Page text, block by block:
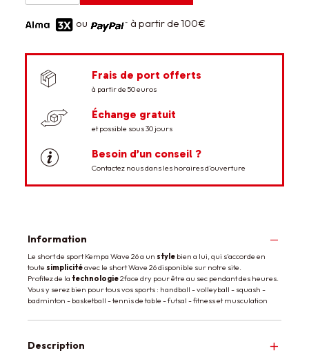
ou à partir de 100€
Frais de port offerts
à partir de 50 euros
Échange gratuit
et possible sous 30 jours
Besoin d’un conseil ?
Contactez nous dans les horaires d’ouverture
Information
Le short de sport Kempa Wave 26 a un style bien a lui, qui s'accorde en
toute simplicitéavec le short Wave 26 disponible sur notre site.
Profitez de la technologie2face dry pour être au sec pendant des heures.
Vous y serez bien pour tous vos sports : handball - volleyball - squash -
badminton - basketball - tennis de table - futsal - fitness et musculation
Description